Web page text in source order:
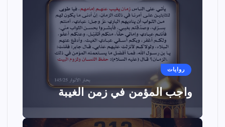
روايات
واجب المؤمن في زمن الغيبة